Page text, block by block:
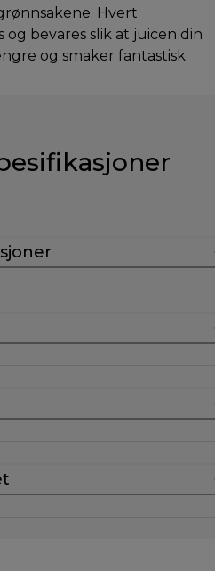
Hvert
bevares slik at juicen din
og smaker fantastisk.